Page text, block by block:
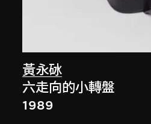
黃永砅
六走向的小轉盤
1989